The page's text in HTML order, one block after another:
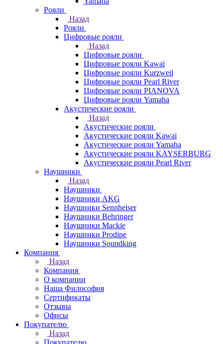
Рояли
Назад
Рояли
Цифровые рояли
Назад
Цифровые рояли
Цифровые рояли Kawai
Цифровые рояли Kurzweil
Цифровые рояли Pearl River
Цифровые рояли PIANOVA
Цифровые рояли Yamaha
Акустические рояли
Назад
Акустические рояли
Акустические рояли Kawai
Акустические рояли Yamaha
Акустические рояли KAYSERBURG
Акустические рояли Pearl River
Наушники
Назад
Наушники
Наушники AKG
Наушники Sennheiser
Наушники Behringer
Наушники Mackie
Наушники Prodipe
Наушники Soundking
Компания
Назад
Компания
О компании
Наша Философия
Сертификаты
Отзывы
Офисы
Покупателю
Назад
Покупателю